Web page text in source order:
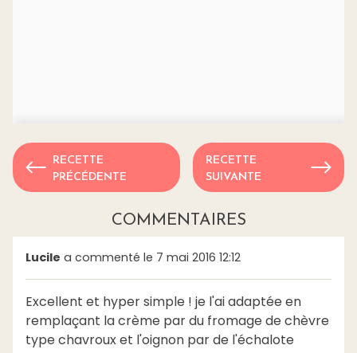
RECETTE
PRÉCÉDENTE
RECETTE
SUIVANTE
COMMENTAIRES
Lucile a commenté le 7 mai 2016 12:12
Excellent et hyper simple ! je l'ai adaptée en
remplaçant la crème par du fromage de chèvre
type chavroux et l'oignon par de l'échalote